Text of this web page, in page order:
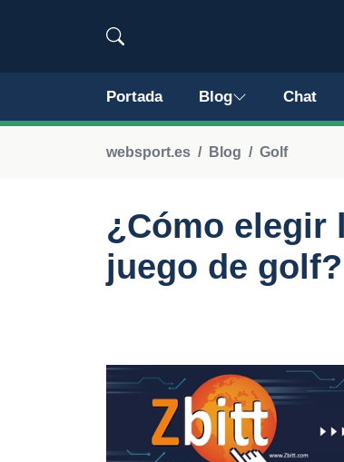
Portada Blog Chat
websport.es Blog Golf
¿Cómo elegir
juego de golf?